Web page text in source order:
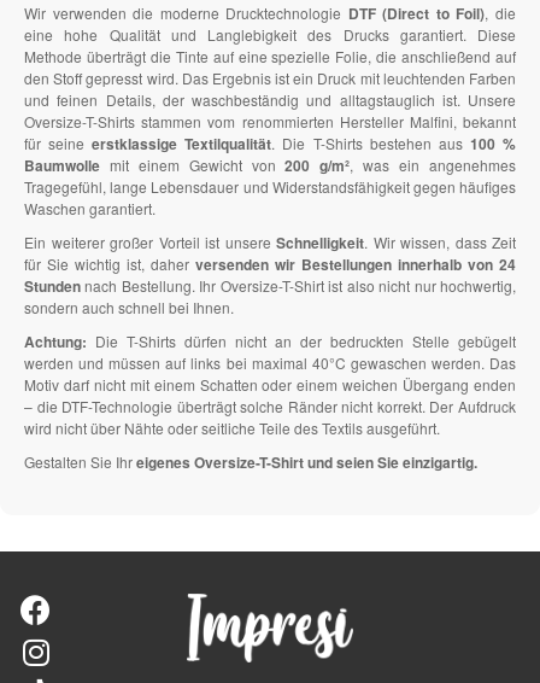
Wir verwenden die moderne Drucktechnologie DTF (Direct to Foil), die
eine hohe Qualität und Langlebigkeit des Drucks garantiert. Diese
Methode überträgt die Tinte auf eine spezielle Folie, die anschließend auf
den Stoff gepresst wird. Das Ergebnis ist ein Druck mit leuchtenden Farben
und feinen Details, der waschbeständig und alltagstauglich ist. Unsere
Oversize-T-Shirts stammen vom renommierten Hersteller Malfini, bekannt
für seineerstklassige Textilqualität. Die T-Shirts bestehen aus 100 %
Baumwolle mit einem Gewicht von200 g/m², was ein angenehmes
Tragegefühl, lange Lebensdauer und Widerstandsfähigkeit gegen häufiges
Waschen garantiert.
Ein weiterer großer Vorteil ist unsere Schnelligkeit. Wir wissen, dass Zeit
für Sie wichtig ist, daher versenden wir Bestellungen innerhalb von 24
Stundennach Bestellung. Ihr Oversize-T-Shirt ist also nicht nur hochwertig,
sondern auch schnell bei Ihnen.
Achtung: Die T-Shirts dürfen nicht an der bedruckten Stelle gebügelt
werden und müssen auf links bei maximal 40°C gewaschen werden. Das
Motiv darf nicht mit einem Schatten oder einem weichen Übergang enden
– die DTF-Technologie überträgt solche Ränder nicht korrekt. Der Aufdruck
wird nicht über Nähte oder seitliche Teile des Textils ausgeführt.
Gestalten Sie Ihreigenes Oversize-T-Shirt und seien Sie einzigartig.